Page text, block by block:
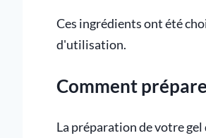
Ces ingrédients ont été
d'utilisation.
Comment
La préparation de votre